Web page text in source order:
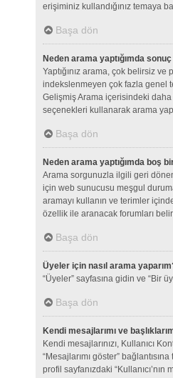
erişiminiz kullandığınız temaya
Başa dön
Neden arama yaptığımda sonuç
Yaptığınız arama, çok belirsiz ve
indekslenmeyen çok fazla genel
Gelişmiş Arama içerisindeki
seçenekleri kullanarak arama
Başa dön
Neden arama yaptığımda boş
Arama sorgunuzla ilgili geri
için web sunucusu meşgul
aramayı kullanın ve terimler
özellik ile aranacak forumları
Başa dön
Üyeler için nasıl arama
“Üyeler” sayfasına gidin ve “Bir
Başa dön
Kendi mesajlarımı ve
Kendi mesajlarınızı, Kullanıcı
“Mesajlarımı göster”
profil sayfanızdaki “Kullanıcı’nın